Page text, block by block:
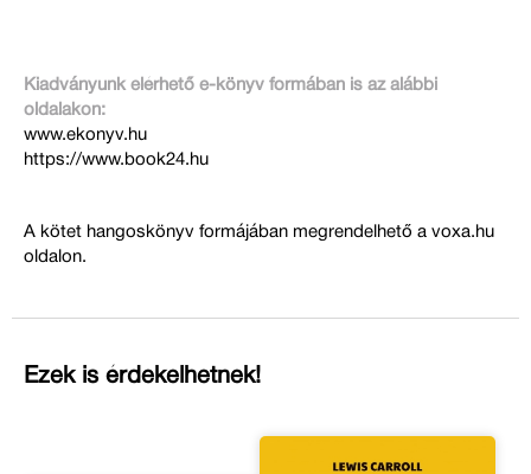
Kiadványunk elérhető e-könyv formában is az alábbi
oldalakon:
www.ekonyv.hu
https://www.book24.hu
A kötet hangoskönyv formájában megrendelhető a voxa.hu
oldalon.
Ezek is érdekelhetnek!